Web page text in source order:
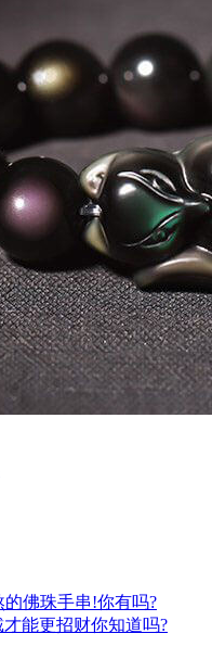
佛珠手串!你有吗?
能更招财你知道吗?